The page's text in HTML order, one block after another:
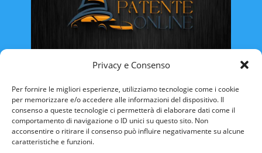
Privacy e Consenso
Per fornire le migliori esperienze, utilizziamo tecnologie come i cookie
per memorizzare e/o accedere alle informazioni del dispositivo. Il
consenso a queste tecnologie ci permetterà di elaborare dati come il
comportamento di navigazione o ID unici su questo sito. Non
acconsentire o ritirare il consenso può influire negativamente su alcune
caratteristiche e funzioni.